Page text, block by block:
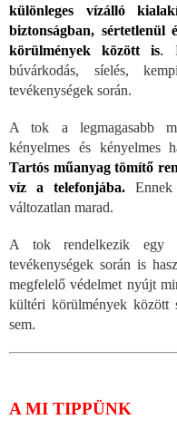
különleges vízálló
biztonságban, sértetlenül
körülmények között is.
búvárkodás, síelés,
tevékenységek során.
A tok a legmagasabb
kényelmes és kényelmes
Tartós műanyag tömítő
víz a telefonjába. Ennek
változatlan marad.
A tok rendelkezik egy
tevékenységek során is
megfelelő védelmet nyújt
kültéri körülmények között
sem.
A MI TIPPÜNK